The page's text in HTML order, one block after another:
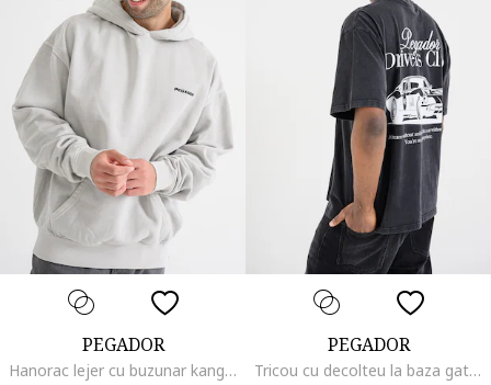
PEGADOR
Hanorac lejer cu buzunar kangaroo, Gri deschis
PEGADOR
Tricou cu decolteu la baza gatului si imprimeu grafic, Gri inchis